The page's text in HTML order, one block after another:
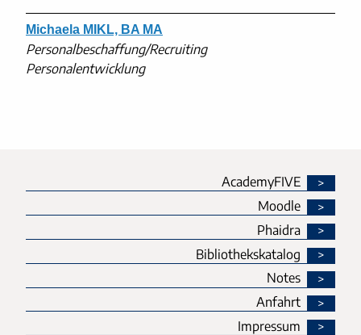
Michaela MIKL, BA MA
Personalbeschaffung/Recruiting
Personalentwicklung
AcademyFIVE
Moodle
Phaidra
Bibliothekskatalog
Notes
Anfahrt
Impressum